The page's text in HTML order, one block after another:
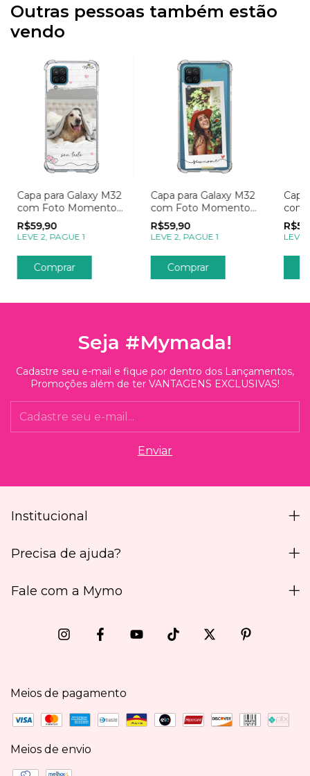
Outras pessoas também estão
vendo
Capa para Galaxy M32
com Foto Momentos
Apaixonantes
R$59,90
LEVE 2, PAGUE 1
Capa para Galaxy M32
com Foto Momentos
Polaroid
R$59,90
LEVE 2, PAGUE 1
com
Post
LEVE
Seja #Mymada!
Cadastre seu e-mail e fique por dentro dos Lançamentos,
Promoções além de ter VANTAGENS EXCLUSIVAS!
Institucional
Precisa de ajuda?
Fale com a Mymo
Meios de pagamento
Meios de envio